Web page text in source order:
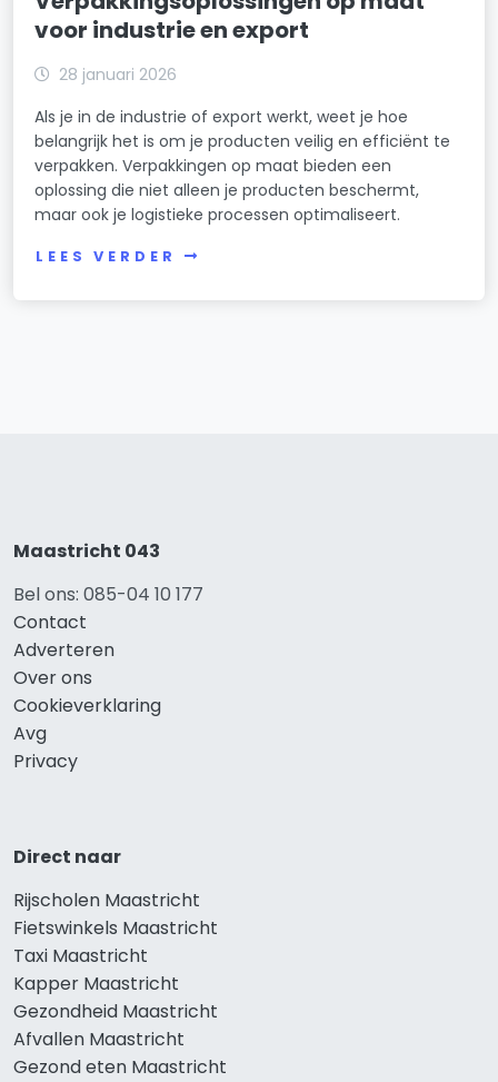
voor industrie en export
28 januari 2026
Als je in de industrie of export werkt, weet je hoe
belangrijk het is om je producten veilig en efficiënt te
verpakken. Verpakkingen op maat bieden een
oplossing die niet alleen je producten beschermt,
maar ook je logistieke processen optimaliseert.
LEES VERDER
Maastricht 043
Bel ons: 085-04 10 177
Contact
Adverteren
Over ons
Cookieverklaring
Avg
Privacy
Direct naar
Rijscholen Maastricht
Fietswinkels Maastricht
Taxi Maastricht
Kapper Maastricht
Gezondheid Maastricht
Afvallen Maastricht
Gezond eten Maastricht